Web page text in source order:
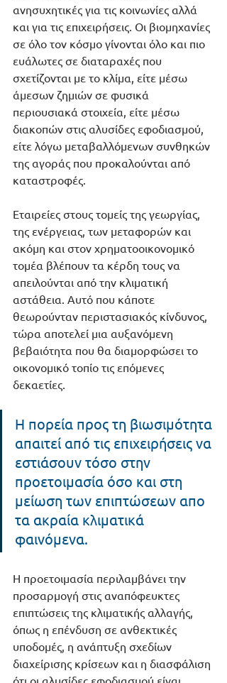
ανησυχητικές για τις κοινωνίες αλλά
και για τις επιχειρήσεις. Οι βιομηχανίες
σε όλο τον κόσμο γίνονται όλο και πιο
ευάλωτες σε διαταραχές που
σχετίζονται με το κλίμα, είτε μέσω
άμεσων ζημιών σε φυσικά
περιουσιακά στοιχεία, είτε μέσω
διακοπών στις αλυσίδες εφοδιασμού,
είτε λόγω μεταβαλλόμενων συνθηκών
της αγοράς που προκαλούνται από
καταστροφές.
Εταιρείες στους τομείς της γεωργίας,
της ενέργειας, των μεταφορών και
ακόμη και στον χρηματοοικονομικό
τομέα βλέπουν τα κέρδη τους να
απειλούνται από την κλιματική
αστάθεια. Αυτό που κάποτε
θεωρούνταν περιστασιακός κίνδυνος,
τώρα αποτελεί μια αυξανόμενη
βεβαιότητα που θα διαμορφώσει το
οικονομικό τοπίο τις επόμενες
δεκαετίες.
Η πορεία προς τη βιωσιμότητα
απαιτεί από τις επιχειρήσεις να
εστιάσουν τόσο στην
προετοιμασία όσο και στη
μείωση των επιπτώσεων απο
τα ακραία κλιματικά
φαινόμενα.
Η προετοιμασία περιλαμβάνει την
προσαρμογή στις αναπόφευκτες
επιπτώσεις της κλιματικής αλλαγής,
όπως η επένδυση σε ανθεκτικές
υποδομές, η ανάπτυξη σχεδίων
διαχείρισης κρίσεων και η διασφάλιση
ότι οι αλυσίδες εφοδιασμού είναι